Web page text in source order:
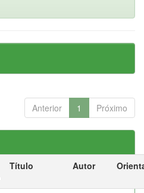
Anterior 1 Próximo
Título Autor